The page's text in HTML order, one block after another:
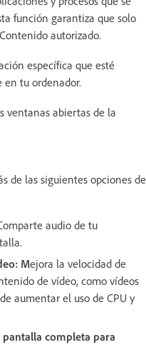
función garantiza que solo
autorizado.
específica que esté
tu ordenador.
ventanas abiertas de la
de las siguientes opciones de
audio de tu
: Mejora la velocidad de
de vídeo, como vídeos
aumentar el uso de CPU y
completa para